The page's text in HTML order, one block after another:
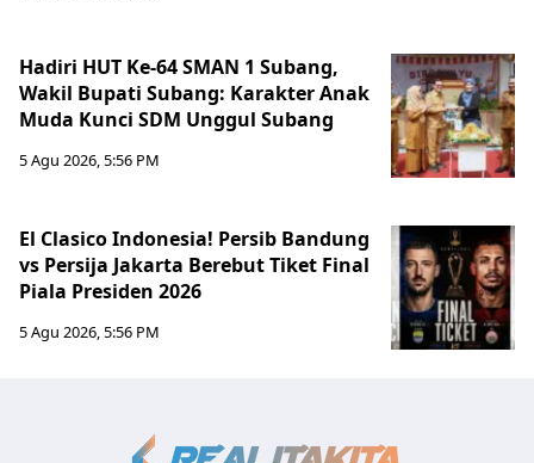
Hadiri HUT Ke-64 SMAN 1 Subang,
Wakil Bupati Subang: Karakter Anak
Muda Kunci SDM Unggul Subang
5 Agu 2026, 5:56 PM
El Clasico Indonesia! Persib Bandung
vs Persija Jakarta Berebut Tiket Final
Piala Presiden 2026
5 Agu 2026, 5:56 PM